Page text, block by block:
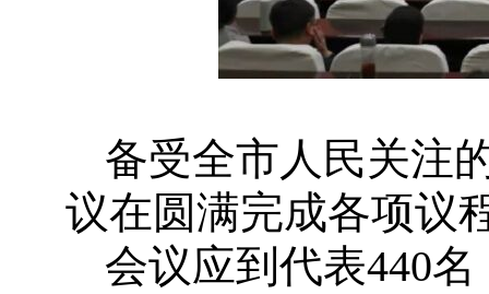
备受全市人民关注
议在圆满完成各项议
会议应到代表440